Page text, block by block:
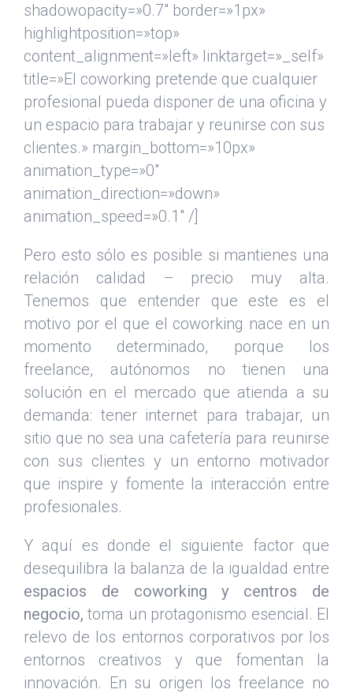
shadowopacity=»0.7″ border=»1px»
highlightposition=»top»
content_alignment=»left» linktarget=»_self»
title=»El coworking pretende que cualquier
profesional pueda disponer de una oficina y
un espacio para trabajar y reunirse con sus
clientes.» margin_bottom=»10px»
animation_type=»0″
animation_direction=»down»
animation_speed=»0.1″ /]
Pero esto sólo es posible si mantienes una
relación calidad – precio muy alta.
Tenemos que entender que este es el
motivo por el que el coworking nace en un
momento determinado, porque los
freelance, autónomos no tienen una
solución en el mercado que atienda a su
demanda: tener internet para trabajar, un
sitio que no sea una cafetería para reunirse
con sus clientes y un entorno motivador
que inspire y fomente la interacción entre
profesionales.
Y aquí es donde el siguiente factor que
desequilibra la balanza de la igualdad entre
espacios de coworking y centros de
negocio, toma un protagonismo esencial. El
relevo de los entornos corporativos por los
entornos creativos y que fomentan la
innovación. En su origen los freelance no